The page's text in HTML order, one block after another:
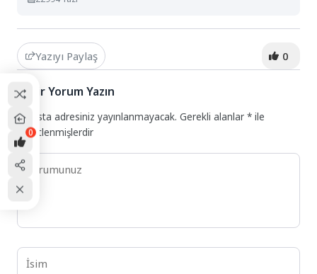
Yazıyı Paylaş 0
Bir Yorum Yazın
E-posta adresiniz yayınlanmayacak. Gerekli alanlar* ile
işaretlenmişlerdir
0